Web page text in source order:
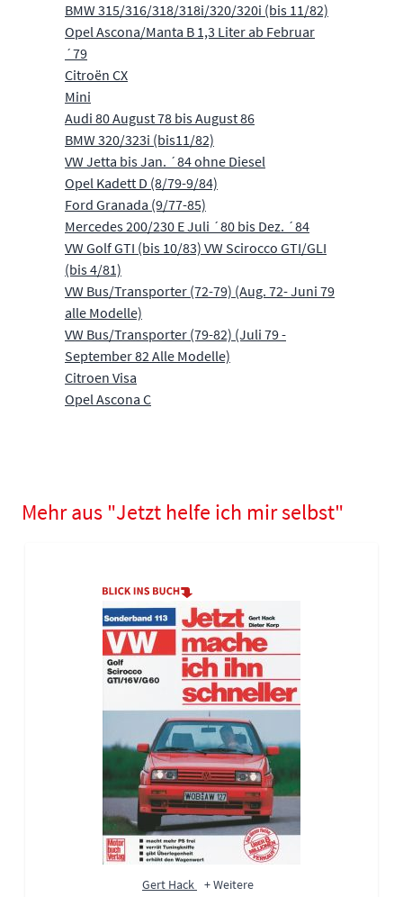
BMW 315/316/318/318i/320/320i (bis 11/82)
Opel Ascona/Manta B 1,3 Liter ab Februar
´79
Citroën CX
Mini
Audi 80 August 78 bis August 86
BMW 320/323i (bis11/82)
VW Jetta bis Jan. ´84 ohne Diesel
Opel Kadett D (8/79-9/84)
Ford Granada (9/77-85)
Mercedes 200/230 E Juli ´80 bis Dez. ´84
VW Golf GTI (bis 10/83) VW Scirocco GTI/GLI
(bis 4/81)
VW Bus/Transporter (72-79) (Aug. 72- Juni 79
alle Modelle)
VW Bus/Transporter (79-82) (Juli 79 -
September 82 Alle Modelle)
Citroen Visa
Opel Ascona C
Mehr aus "Jetzt helfe ich mir selbst"
Gert Hack + Weitere